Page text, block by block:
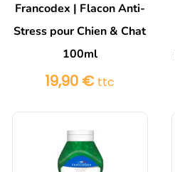
Francodex | Flacon Anti-
Stress pour Chien & Chat
100ml
19,90 € ttc